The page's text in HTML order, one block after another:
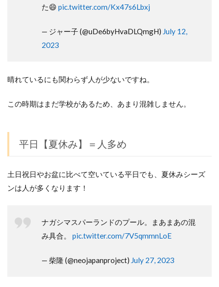
た😄 pic.twitter.com/Kx47s6Lbxj
— ジャー子 (@uDe6byHvaDLQmgH) July 12,
2023
晴れているにも関わらず人が少ないですね。
この時期はまだ学校があるため、あまり混雑しません。
平日【夏休み】＝人多め
土日祝日やお盆に比べて空いている平日でも、夏休みシーズ
ンは人が多くなります！
ナガシマスパーランドのプール。まあまあの混
み具合。 pic.twitter.com/7V5qmmnLoE
— 柴隆 (@neojapanproject) July 27, 2023